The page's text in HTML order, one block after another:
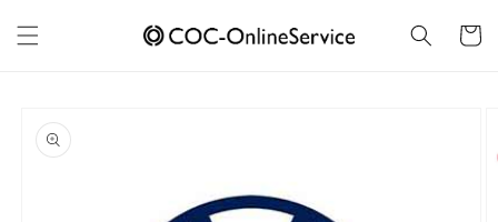
content
Cart
product
information